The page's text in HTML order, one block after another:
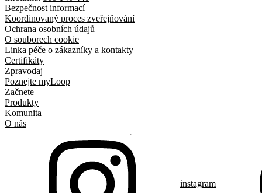
Bezpečnost informací
Koordinovaný proces zveřejňování
Ochrana osobních údajů
O souborech cookie
Linka péče o zákazníky a kontakty
Certifikáty
Zpravodaj
Poznejte myLoop
Začnete
Produkty
Komunita
O nás
instagram